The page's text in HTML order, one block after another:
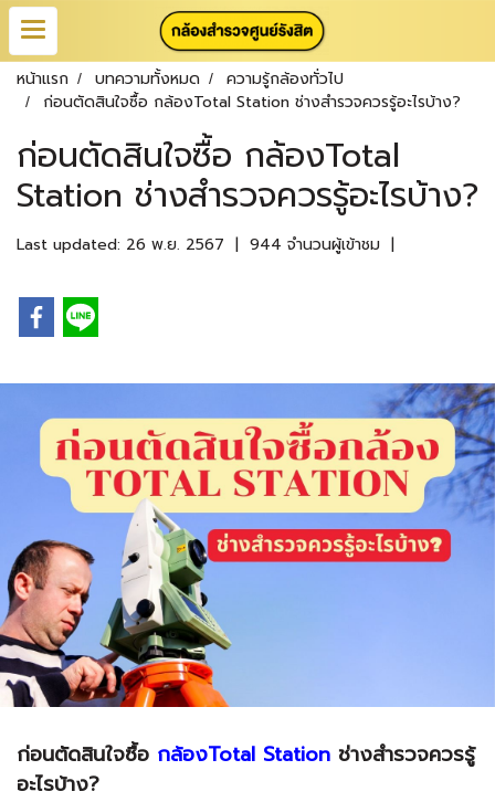
หน้าแรก บทความทั้งหมด
ความรู้กล้องทั่วไป
ก่อนตัดสินใจซื้อ กล้องTotal Station ช่างสำรวจควรรู้อะไรบ้าง?
ก่อนตัดสินใจซื้อ กล้องTotal
Station ช่างสำรวจควรรู้อะไรบ้าง?
Last updated: 26 พ.ย. 2567 | 944 จำนวนผู้เข้าชม |
ก่อนตัดสินใจซื้อ กล้องTotal Station ช่างสำรวจควรรู้
อะไรบ้าง?